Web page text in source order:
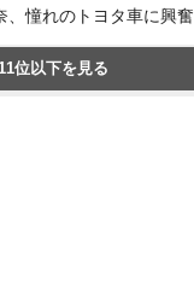
、憧れのトヨタ車に興奮
位以下を見る